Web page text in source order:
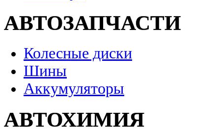
АВТОЗАПЧАСТИ
Колесные диски
Шины
Аккумуляторы
АВТОХИМИЯ